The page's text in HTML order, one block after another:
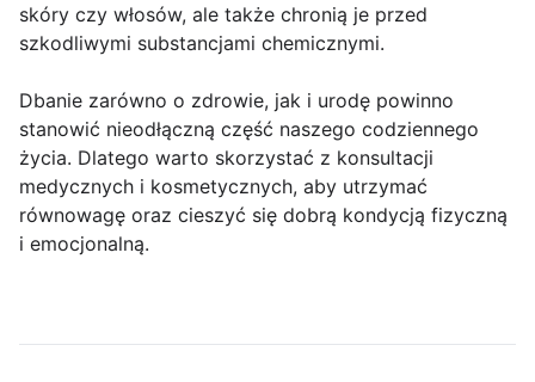
skóry czy włosów, ale także chronią je przed
szkodliwymi substancjami chemicznymi.
Dbanie zarówno o zdrowie, jak i urodę powinno
stanowić nieodłączną część naszego codziennego
życia. Dlatego warto skorzystać z konsultacji
medycznych i kosmetycznych, aby utrzymać
równowagę oraz cieszyć się dobrą kondycją fizyczną
i emocjonalną.